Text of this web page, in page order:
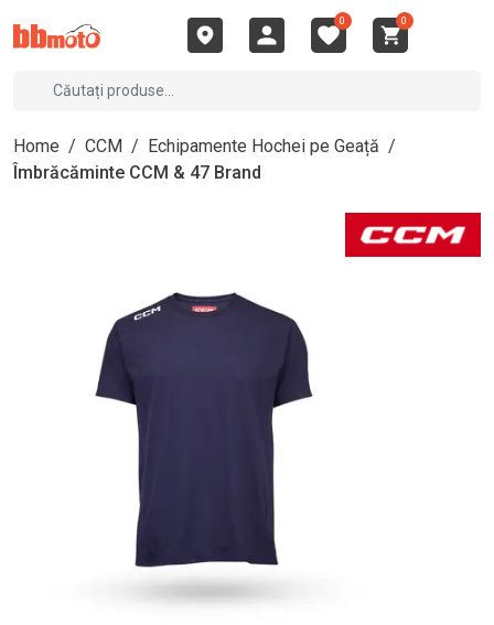
0 0
Home / CCM / Echipamente Hochei pe Geață /
Îmbrăcăminte CCM & 47 Brand